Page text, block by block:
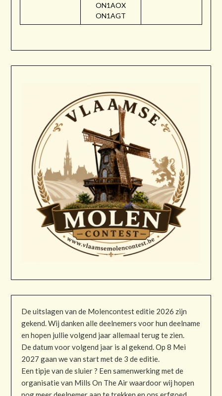
ON1AOX
ON1AGT
De uitslagen van de Molencontest editie 2026 zijn
gekend. Wij danken alle deelnemers voor hun deelname
en hopen jullie volgend jaar allemaal terug te zien.
De datum voor volgend jaar is al gekend. Op 8 Mei
2027 gaan we van start met de 3 de editie.
Een tipje van de sluier ? Een samenwerking met de
organisatie van Mills On The Air waardoor wij hopen